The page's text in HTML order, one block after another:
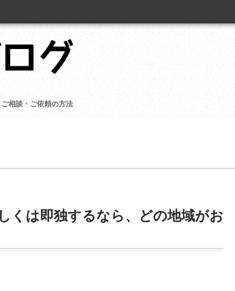
くは即独するなら、どの地域がお
ご相談・ご依頼の方法